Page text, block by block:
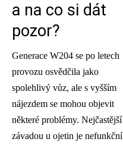
a na co si dát
pozor?
Generace W204 se po letech
provozu osvědčila jako
spolehlivý vůz, ale s vyšším
nájezdem se mohou objevit
některé problémy. Nejčastější
závadou u ojetin je nefunkční